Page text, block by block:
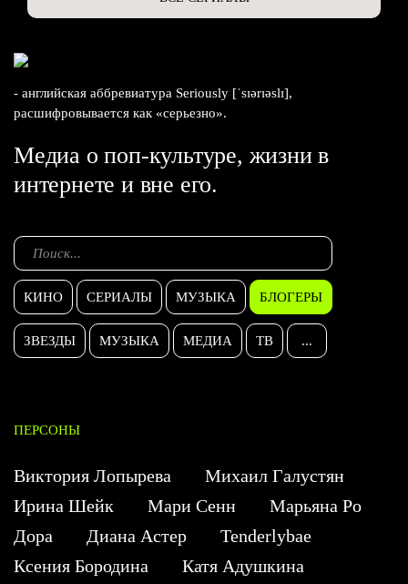
- английская аббревиатура Seriously [ˈsɪərɪəslɪ],
расшифровывается как «серьезно».
Медиа о поп-культуре, жизни в
интернете и вне его.
КИНО СЕРИАЛЫ МУЗЫКА БЛОГЕРЫ
ЗВЕЗДЫ МУЗЫКА МЕДИА ТВ ...
ПЕРСОНЫ
Виктория Лопырева
Михаил Галустян
Ирина Шейк
Мари Сенн
Марьяна Ро
Дора
Диана Астер
Tenderlybae
Ксения Бородина
Катя Адушкина